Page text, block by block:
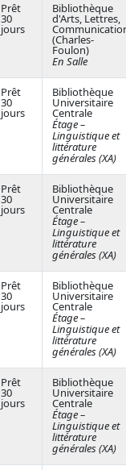
Prêt
30
jours
Bibliothèque
d'Arts, Lettres,
(Charles-
Foulon)
En Salle
Prêt
30
jours
Bibliothèque
Universitaire
Centrale
Étage –
Linguistique et
littérature
générales (XA)
Prêt
30
jours
Bibliothèque
Universitaire
Centrale
Étage –
Linguistique et
littérature
générales (XA)
Prêt
30
jours
Bibliothèque
Universitaire
Centrale
Étage –
Linguistique et
littérature
générales (XA)
Prêt
30
jours
Bibliothèque
Universitaire
Centrale
Étage –
Linguistique et
littérature
générales (XA)